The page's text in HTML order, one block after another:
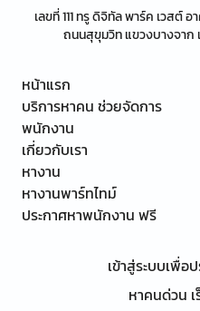
เลขที่ 111 ทรู ดิจิทัล พาร์ค เวสต์
ถนนสุขุมวิท แขวงบางจาก
หน้าแรก
บริการหาคน ช่วยจัดการ
พนักงาน
เกี่ยวกับเรา
หางาน
หางานพาร์ทไทม์
ประกาศหาพนักงาน ฟรี
เข้าสู่ระบบเพื่อ
หาคนด่วน เ